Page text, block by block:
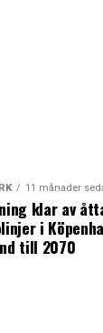
11 månader
klar av
i
till 2070